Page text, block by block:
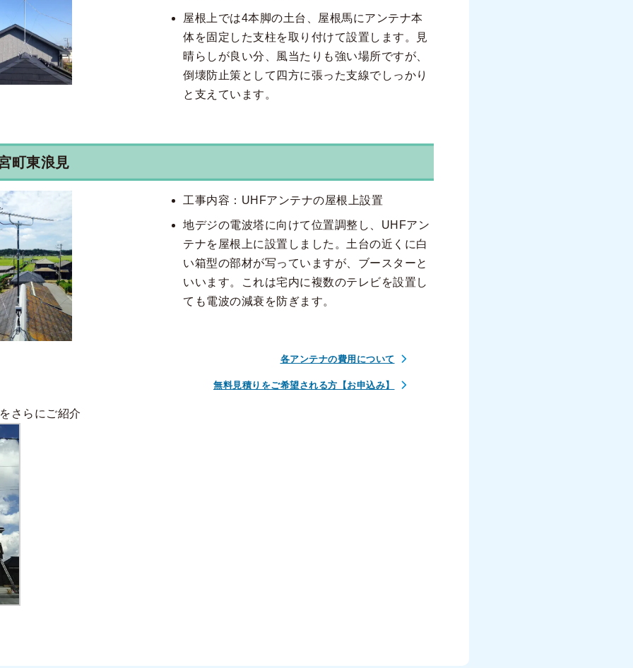
屋根上では4本脚の土台、屋根馬にアンテナ本
体を固定した支柱を取り付けて設置します。見
晴らしが良い分、風当たりも強い場所ですが、
倒壊防止策として四方に張った支線でしっかり
と支えています。
町東浪見
工事内容：UHFアンテナの屋根上設置
地デジの電波塔に向けて位置調整し、UHFアン
テナを屋根上に設置しました。土台の近くに白
い箱型の部材が写っていますが、ブースターと
いいます。これは宅内に複数のテレビを設置し
ても電波の減衰を防ぎます。
各アンテナの費用について
無料見積りをご希望される方【お申込み】
さらにご紹介